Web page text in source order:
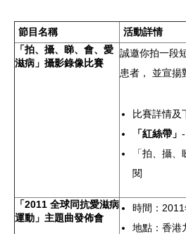
節目名稱
活動詳情
「拍、攝、睇、會、愛
滋病」攝影錄像比賽
誠邀你拍一段
患者， 並宣揚
比賽詳情及
「紅絲帶」
「拍、攝
閱
「2011 全球同抗愛滋病
運動」主題曲發佈會
時間：
地點：香港